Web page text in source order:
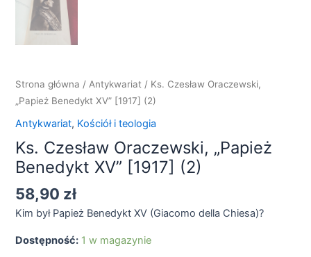
Strona główna / Antykwariat / Ks. Czesław Oraczewski,
„Papież Benedykt XV” [1917] (2)
Antykwariat, Kościół i teologia
Ks. Czesław Oraczewski, „Papież
Benedykt XV” [1917] (2)
58,90 zł
Kim był Papież Benedykt XV (Giacomo della Chiesa)?
Dostępność: 1 w magazynie